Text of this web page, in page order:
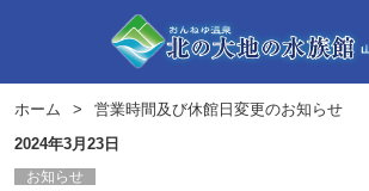
ホーム
営業時間及び休館日変更のお知らせ
2024年3月23日
お知らせ